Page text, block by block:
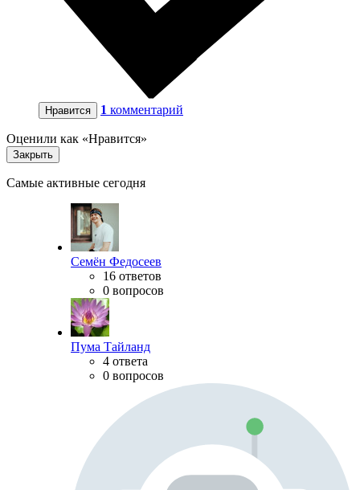
Нравится 1 комментарий
Оценили как «Нравится»
Закрыть
Самые активные сегодня
Семён Федосеев
16 ответов
0 вопросов
Пума Тайланд
4 ответа
0 вопросов